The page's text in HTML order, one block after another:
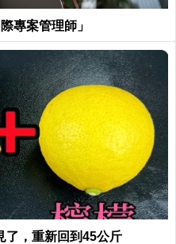
專案管理師」
了，重新回到45公斤